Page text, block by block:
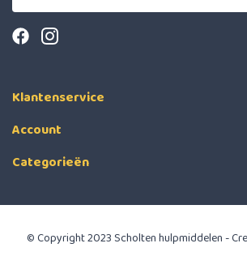
Klantenservice
Account
Categorieën
© Copyright 2023 Scholten hulpmiddelen -